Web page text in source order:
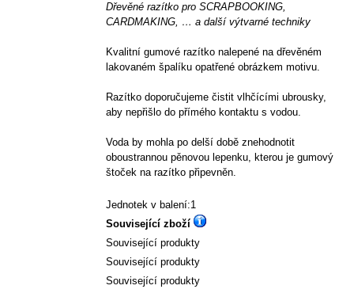
Dřevěné razítko pro SCRAPBOOKING,
CARDMAKING, … a další výtvarné techniky
Kvalitní gumové razítko nalepené na dřevěném
lakovaném špalíku opatřené obrázkem motivu.
Razítko doporučujeme čistit vlhčícími ubrousky,
aby nepřišlo do přímého kontaktu s vodou.
Voda by mohla po delší době znehodnotit
oboustrannou pěnovou lepenku, kterou je gumový
štoček na razítko připevněn.
Jednotek v balení:1
Související zboží
Související produkty
Související produkty
Související produkty